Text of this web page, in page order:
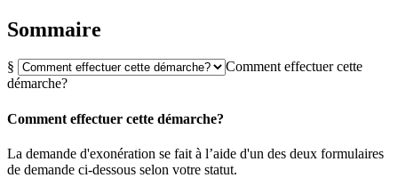
Sommaire
§
Comment effectuer cette
démarche?
Comment effectuer cette démarche?
La demande d'exonération se fait à l’aide d'un des deux formulaires
de demande ci-dessous selon votre statut.